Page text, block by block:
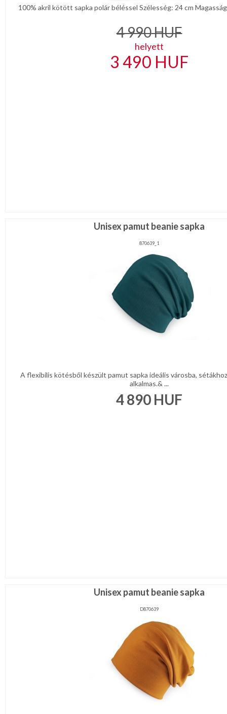
100% akril kötött sapka polár béléssel Szélesség: 24 cm
4 990HUF
helyett
3 490 HUF
Unisex pamut beanie sapka
870639_1
A flexibilis kötésből készült pamut sapka ideális városba,
alkalmas.& ...
4 890 HUF
Unisex pamut beanie sapka
D870639